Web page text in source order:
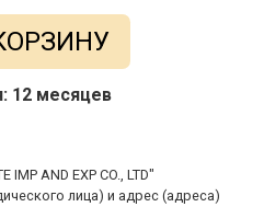
12 месяцев
IMP AND EXP CO., LTD"
лица) и адрес (адреса)